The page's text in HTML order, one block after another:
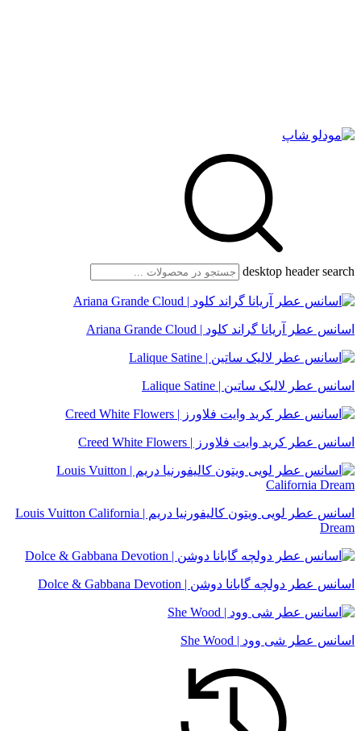
desktop header search
اسانس عطر آریانا گراند کلود | Ariana Grande Cloud
اسانس عطر لالیک ساتین | Lalique Satine
اسانس عطر کرید وایت فلاورز | Creed White Flowers
اسانس عطر لویی ویتون کالیفورنیا دریم | Louis Vuitton California
Dream
اسانس عطر دولچه گابانا دوشن | Dolce & Gabbana Devotion
اسانس عطر شی وود | She Wood